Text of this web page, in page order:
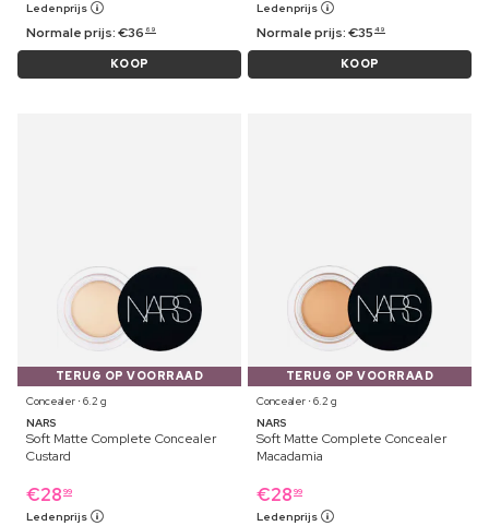
Ledenprijs
Normale prijs:€36 69
KOOP
Ledenprijs
Normale prijs:€35 49
KOOP
TERUG OP VOORRAAD
Concealer ⋅ 6.2 g
NARS
Soft Matte Complete Concealer
Custard
€28 99
Ledenprijs
TERUG OP VOORRAAD
Concealer ⋅ 6.2 g
NARS
Soft Matte Complete Concealer
Macadamia
€28 99
Ledenprijs